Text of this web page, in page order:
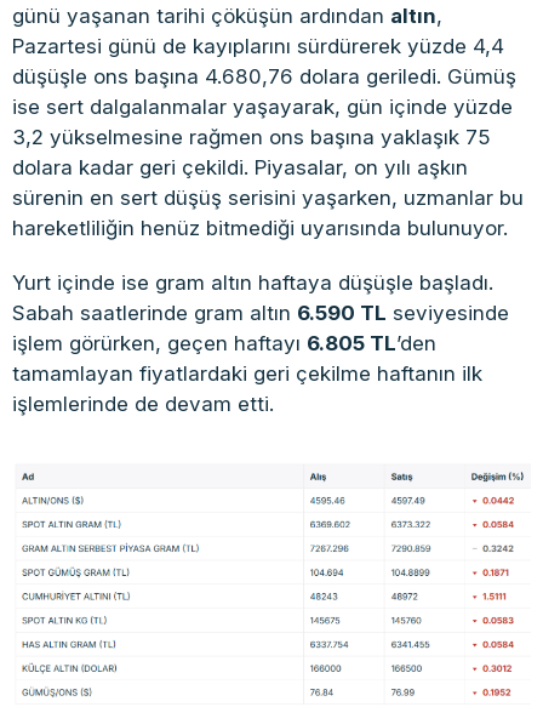
günü yaşanan tarihi çöküşün ardından altın,
Pazartesi günü de kayıplarını sürdürerek yüzde 4,4
düşüşle ons başına 4.680,76 dolara geriledi. Gümüş
ise sert dalgalanmalar yaşayarak, gün içinde yüzde
3,2 yükselmesine rağmen ons başına yaklaşık 75
dolara kadar geri çekildi. Piyasalar, on yılı aşkın
sürenin en sert düşüş serisini yaşarken, uzmanlar bu
hareketliliğin henüz bitmediği uyarısında bulunuyor.
Yurt içinde ise gram altın haftaya düşüşle başladı.
Sabah saatlerinde gram altın 6.590 TL seviyesinde
işlem görürken, geçen haftayı 6.805 TL’den
tamamlayan fiyatlardaki geri çekilme haftanın ilk
işlemlerinde de devam etti.